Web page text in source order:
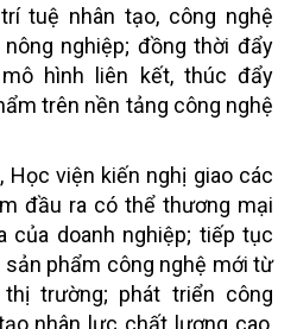
tuệ nhân tạo, công nghệ
nông nghiệp; đồng thời đẩy
hình liên kết, thúc đẩy
trên nền tảng công nghệ
viện kiến nghị giao các
đầu ra có thể thương mại
của doanh nghiệp; tiếp tục
phẩm công nghệ mới từ
trường; phát triển công
nhân lực chất lượng cao,